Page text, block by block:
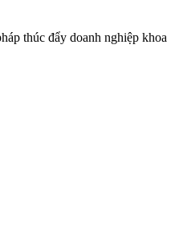
thúc đẩy doanh nghiệp khoa